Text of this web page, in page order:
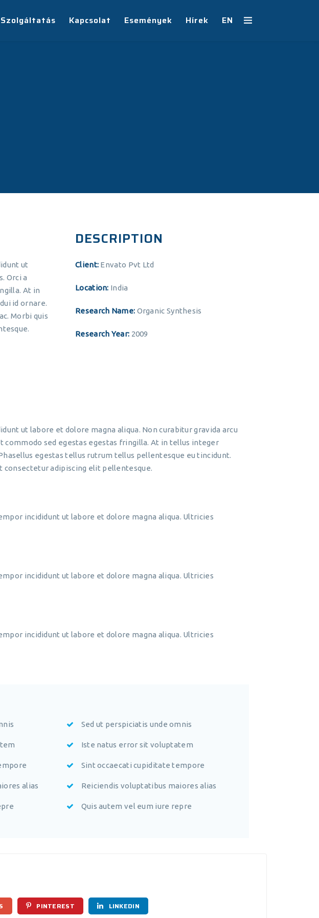
Szolgáltatás Kapcsolat Események Hírek EN
ut
Orci a
At in
id ornare.
Morbi quis
DESCRIPTION
Client: Envato Pvt Ltd
Location: India
Research Name: Organic Synthesis
Research Year: 2009
ut labore et dolore magna aliqua. Non curabitur gravida arcu
commodo sed egestas egestas fringilla. At in tellus integer
egestas tellus rutrum tellus pellentesque eu tincidunt.
consectetur adipiscing elit pellentesque.
incididunt ut labore et dolore magna aliqua. Ultricies
incididunt ut labore et dolore magna aliqua. Ultricies
incididunt ut labore et dolore magna aliqua. Ultricies
alias
Sed ut perspiciatis unde omnis
Iste natus error sit voluptatem
Sint occaecati cupiditate tempore
Reiciendis voluptatibus maiores alias
Quis autem vel eum iure repre
PINTEREST LINKEDIN